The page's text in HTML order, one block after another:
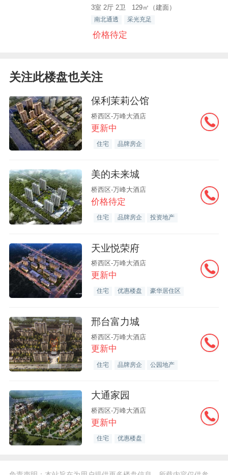
3室 2厅 2卫 129㎡（建面）
南北通透 采光充足
价格待定
关注此楼盘也关注
保利茉莉公馆
桥西区-万峰大酒店
更新中
住宅 品牌房企
美的未来城
桥西区-万峰大酒店
价格待定
住宅 品牌房企 投资地产
天业悦荣府
桥西区-万峰大酒店
更新中
住宅 优惠楼盘 豪华居住区
邢台富力城
桥西区-万峰大酒店
更新中
住宅 品牌房企 公园地产
大通家园
桥西区-万峰大酒店
更新中
住宅 优惠楼盘